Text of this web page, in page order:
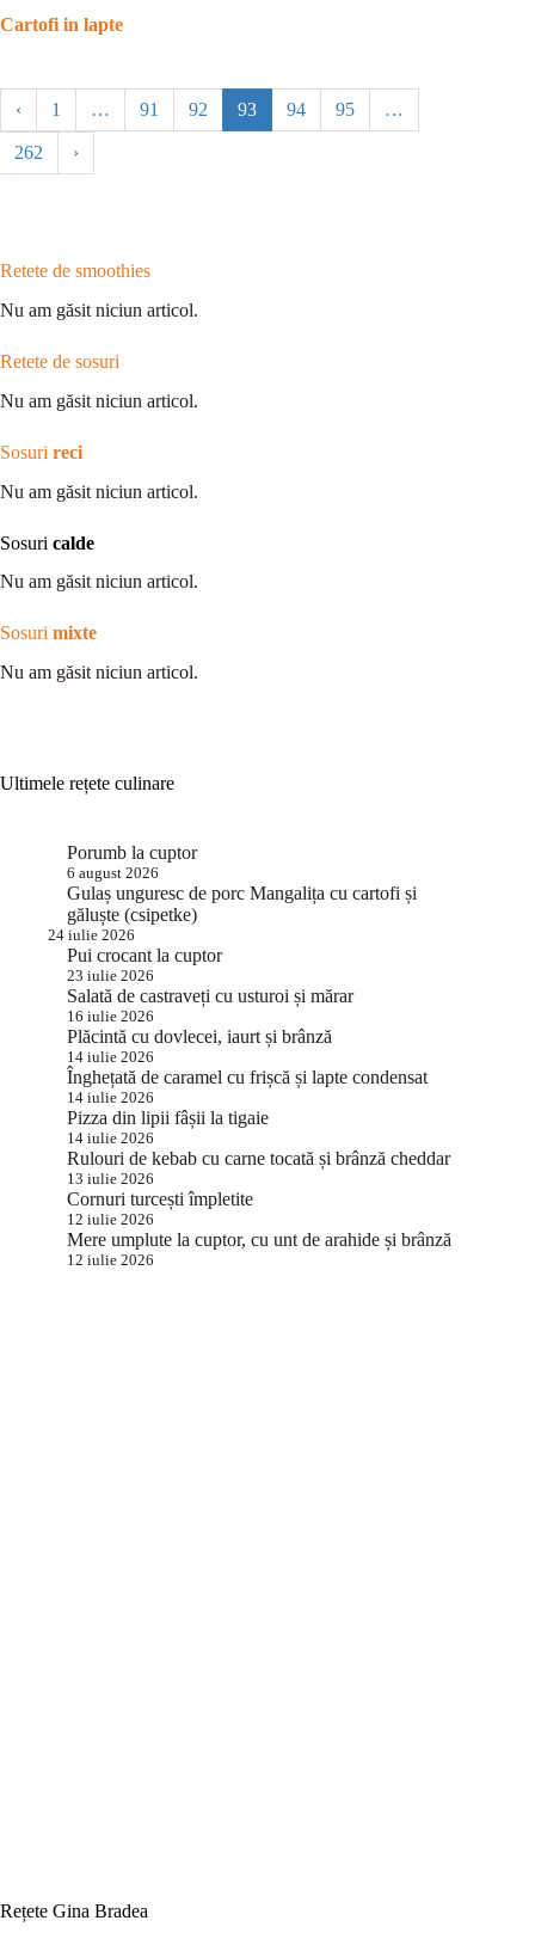
Cartofi in lapte
‹ 1 … 91 92 93 94 95 …
262 ›
Retete de smoothies
Nu am găsit niciun articol.
Retete de sosuri
Nu am găsit niciun articol.
Sosuri reci
Nu am găsit niciun articol.
Sosuri calde
Nu am găsit niciun articol.
Sosuri mixte
Nu am găsit niciun articol.
Ultimele rețete culinare
Porumb la cuptor
6 august 2026
Gulaș unguresc de porc Mangalița cu cartofi și
găluște (csipetke)
24 iulie 2026
Pui crocant la cuptor
23 iulie 2026
Salată de castraveți cu usturoi și mărar
16 iulie 2026
Plăcintă cu dovlecei, iaurt și brânză
14 iulie 2026
Înghețată de caramel cu frișcă și lapte condensat
14 iulie 2026
Pizza din lipii fâșii la tigaie
14 iulie 2026
Rulouri de kebab cu carne tocată și brânză cheddar
13 iulie 2026
Cornuri turcești împletite
12 iulie 2026
Mere umplute la cuptor, cu unt de arahide și brânză
12 iulie 2026
Rețete Gina Bradea